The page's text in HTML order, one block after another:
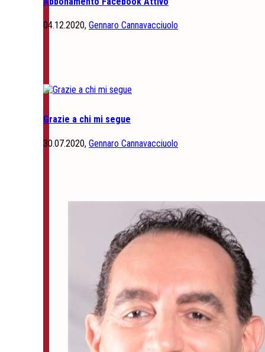
04.12.2020, Gennaro Cannavacciuolo
Grazie a chi mi segue
30.07.2020, Gennaro Cannavacciuolo